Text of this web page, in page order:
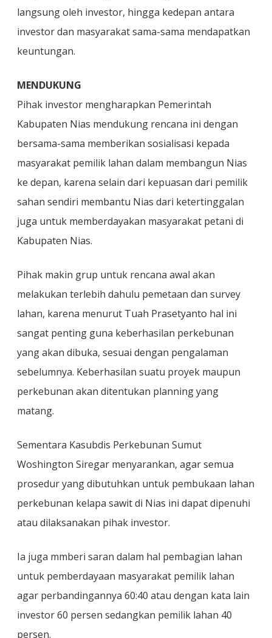
langsung oleh investor, hingga kedepan antara
investor dan masyarakat sama-sama mendapatkan
keuntungan.
MENDUKUNG
Pihak investor mengharapkan Pemerintah
Kabupaten Nias mendukung rencana ini dengan
bersama-sama memberikan sosialisasi kepada
masyarakat pemilik lahan dalam membangun Nias
ke depan, karena selain dari kepuasan dari pemilik
sahan sendiri membantu Nias dari ketertinggalan
juga untuk memberdayakan masyarakat petani di
Kabupaten Nias.
Pihak makin grup untuk rencana awal akan
melakukan terlebih dahulu pemetaan dan survey
lahan, karena menurut Tuah Prasetyanto hal ini
sangat penting guna keberhasilan perkebunan
yang akan dibuka, sesuai dengan pengalaman
sebelumnya. Keberhasilan suatu proyek maupun
perkebunan akan ditentukan planning yang
matang.
Sementara Kasubdis Perkebunan Sumut
Woshington Siregar menyarankan, agar semua
prosedur yang dibutuhkan untuk pembukaan lahan
perkebunan kelapa sawit di Nias ini dapat dipenuhi
atau dilaksanakan pihak investor.
Ia juga mmberi saran dalam hal pembagian lahan
untuk pemberdayaan masyarakat pemilik lahan
agar perbandingannya 60:40 atau dengan kata lain
investor 60 persen sedangkan pemilik lahan 40
persen.